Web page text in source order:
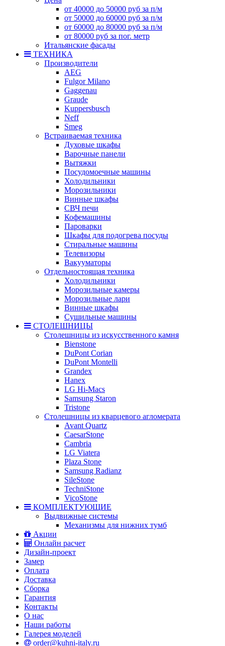
от 40000 до 50000 руб за п/м
от 50000 до 60000 руб за п/м
от 60000 до 80000 руб за п/м
от 80000 руб за пог. метр
Итальянские фасады
ТЕХНИКА
Производители
AEG
Fulgor Milano
Gaggenau
Graude
Kuppersbusch
Neff
Smeg
Встраиваемая техника
Духовые шкафы
Варочные панели
Вытяжки
Посудомоечные машины
Холодильники
Морозильники
Винные шкафы
СВЧ печи
Кофемашины
Пароварки
Шкафы для подогрева посуды
Стиральные машины
Телевизоры
Вакууматоры
Отдельностоящая техника
Холодильники
Морозильные камеры
Морозильные лари
Винные шкафы
Сушильные машины
СТОЛЕШНИЦЫ
Столешницы из искусственного камня
Bienstone
DuPont Corian
DuPont Montelli
Grandex
Hanex
LG Hi-Macs
Samsung Staron
Tristone
Столешницы из кварцевого агломерата
Avant Quartz
CaesarStone
Cambria
LG Viatera
Plaza Stone
Samsung Radianz
SileStone
TechniStone
VicoStone
КОМПЛЕКТУЮЩИЕ
Выдвижные системы
Механизмы для нижних тумб
Акции
Онлайн расчет
Дизайн-проект
Замер
Оплата
Доставка
Сборка
Гарантия
Контакты
О нас
Наши работы
Галерея моделей
order@kuhni-italy.ru